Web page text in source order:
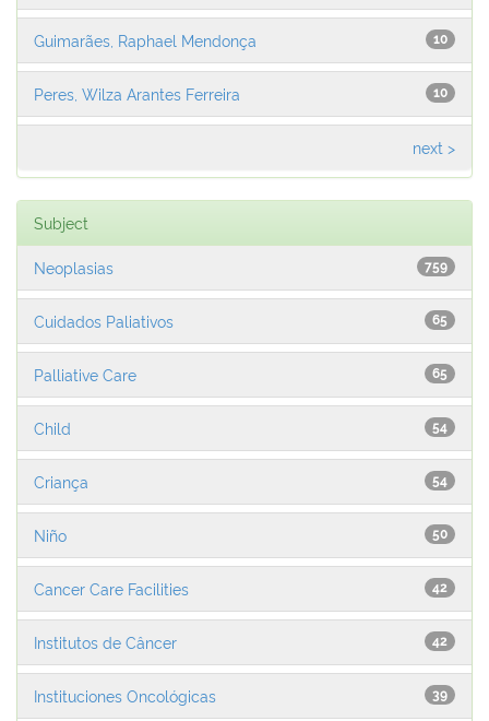
10
Guimarães, Raphael Mendonça
10
Peres, Wilza Arantes Ferreira
next >
Subject
759
Neoplasias
65
Cuidados Paliativos
65
Palliative Care
54
Child
54
Criança
50
Niño
42
Cancer Care Facilities
42
Institutos de Câncer
39
Instituciones Oncológicas